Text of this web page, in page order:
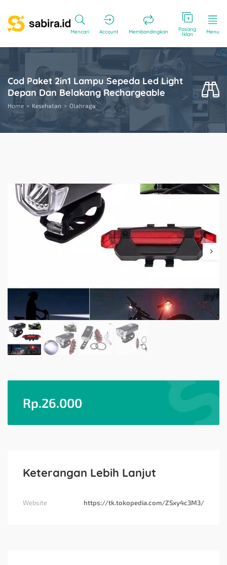
Mencari Account Membandingkan Pasang
Iklan Menu
Cod Paket 2in1 Lampu Sepeda Led Light
Depan Dan Belakang Rechargeable
Home Kesehatan Olahraga
Rp.26.000
Keterangan Lebih Lanjut
Website https://tk.tokopedia.com/ZSxy4c3M3/